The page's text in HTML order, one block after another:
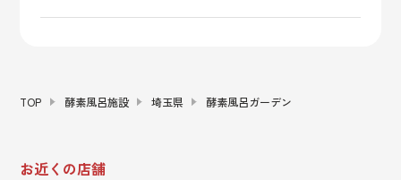
TOP 酵素風呂施設 埼玉県 酵素風呂ガーデン
お近くの店舗